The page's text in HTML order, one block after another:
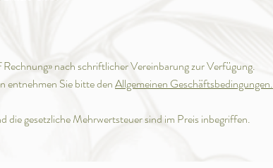
nach schriftlicher Vereinbarung zur Verfügung.
entnehmen Sie bitte denAllgemeinen Geschäftsbedingungen.
die gesetzliche Mehrwertsteuer sind im Preis inbegriffen.